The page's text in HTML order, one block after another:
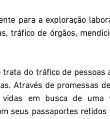
para a exploração
tráfico de órgãos,
do tráfico de pessoas
Através de promessas
em busca de uma
seus passaportes